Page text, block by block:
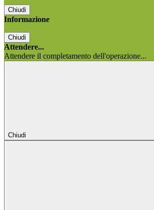
Chiudi
Informazione
Chiudi
Attendere...
Attendere il completamento dell'operazione...
Chiudi